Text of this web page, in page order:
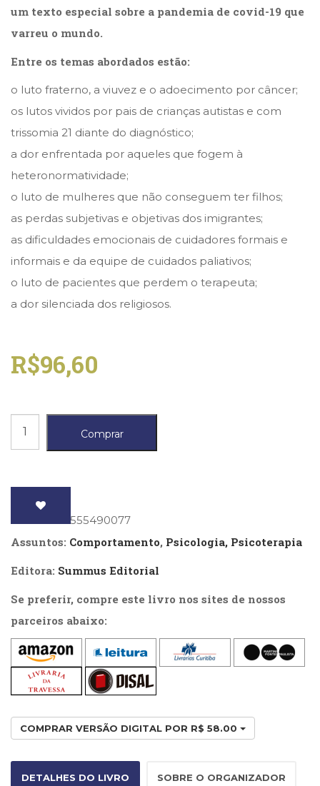
Psicodrama
(200)
Psicoterapia
Publicidade,
Propaganda
e
(33)
Puericultura
(23)
(8)
Relações
Públicas
Comunicação
Empresarial
Filosofia
(132)
(22)
Temas
africanos
(30)
Ocupacional
Treinamento
(65)
Turismo
(1)
Vida
(32)
um texto especial sobre a pandemia de covid-19 que
varreu o mundo.
Entre os temas abordados estão:
o luto fraterno, a viuvez e o adoecimento por câncer;
os lutos vividos por pais de crianças autistas e com
trissomia 21 diante do diagnóstico;
a dor enfrentada por aqueles que fogem à
heteronormatividade;
o luto de mulheres que não conseguem ter filhos;
as perdas subjetivas e objetivas dos imigrantes;
as dificuldades emocionais de cuidadores formais e
informais e da equipe de cuidados paliativos;
o luto de pacientes que perdem o terapeuta;
a dor silenciada dos religiosos.
R$96,60
não
legitimadas
quantidade
Comprar
: 9786555490077
Assuntos: Comportamento, Psicologia, Psicoterapia
Editora: Summus Editorial
Se preferir, compre este livro nos sites de nossos
parceiros abaixo:
COMPRAR VERSÃO DIGITAL POR R$ 58.00
DETALHES DO LIVRO SOBRE O ORGANIZADOR